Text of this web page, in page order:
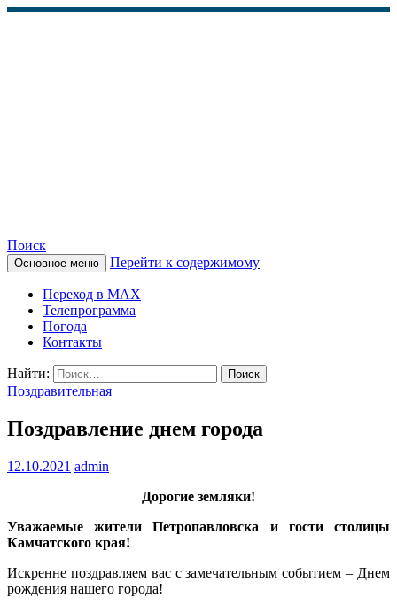
КАМЧАТСКОЕ
ИНФОРМАЦИОННОЕ
АГЕНТСТВО (КИА
«ВЕСТИ»)
Поиск
Основное меню Перейти к содержимому
Переход в MAX
Телепрограмма
Погода
Контакты
Найти:
Поздравительная
Поздравление днем города
12.10.2021 admin
Дорогие земляки!
Уважаемые жители Петропавловска и гости столицы
Камчатского края!
Искренне поздравляем вас с замечательным событием – Днем
рождения нашего города!